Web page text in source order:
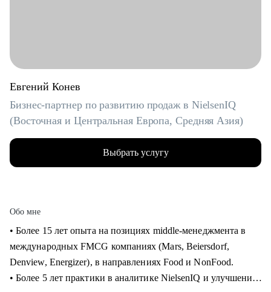
Евгений Конев
Бизнес-партнер по развитию продаж в NielsenIQ
(Восточная и Центральная Европа, Средняя Азия)
Выбрать услугу
Обо мне
• Более 15 лет опыта на позициях middle-менеджмента в
международных FMCG компаниях (Mars, Beiersdorf,
Denview, Energizer), в направлениях Food и NonFood.
• Более 5 лет практики в аналитике NielsenIQ и улучшения